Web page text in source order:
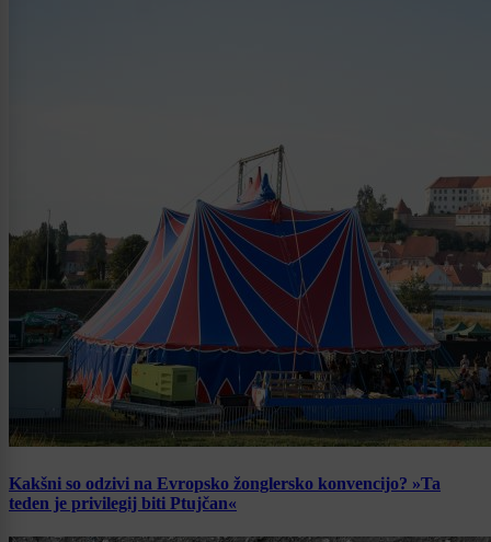
Kakšni so odzivi na Evropsko žonglersko konvencijo? »Ta
teden je privilegij biti Ptujčan«